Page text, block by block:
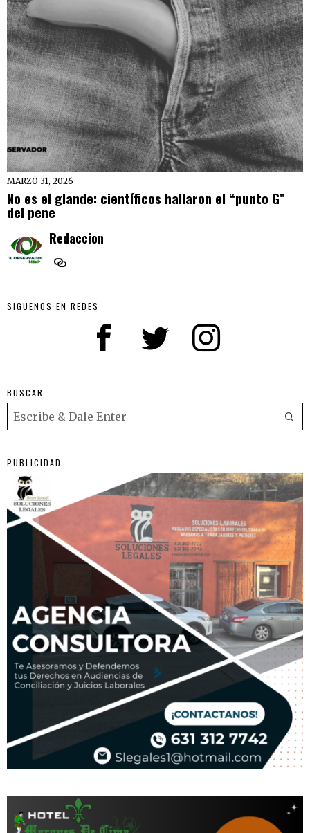
MARZO 31, 2026
No es el glande: científicos hallaron el “punto G”
del pene
Redaccion
SIGUENOS EN REDES
BUSCAR
PUBLICIDAD